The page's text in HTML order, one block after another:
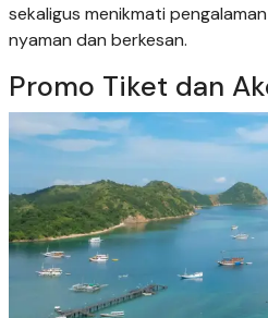
sekaligus menikmati
nyaman dan berkesan.
Promo Tiket dan